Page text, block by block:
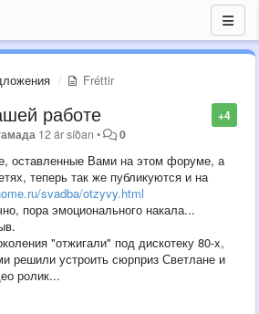
Fréttir
+4
работе
12 ár síðan • 0
оставленные Вами на этом форуме, а
теперь так же публикуются и на
svadba/otzyvy.html
пора эмоционального накала...
"отжигали" под дискотеку 80-x,
решили устроить сюрприз Светлане и
ролик...